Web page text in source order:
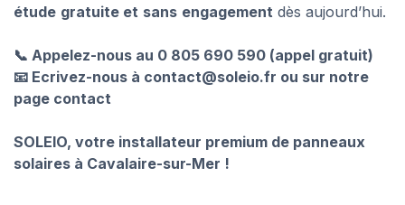
étude gratuite et sans engagement dès aujourd’hui.
📞 Appelez-nous au 0 805 690 590 (appel gratuit)
📧 Ecrivez-nous à contact@soleio.fr ou sur notre
page contact
SOLEIO, votre installateur premium de panneaux
solaires à Cavalaire-sur-Mer !